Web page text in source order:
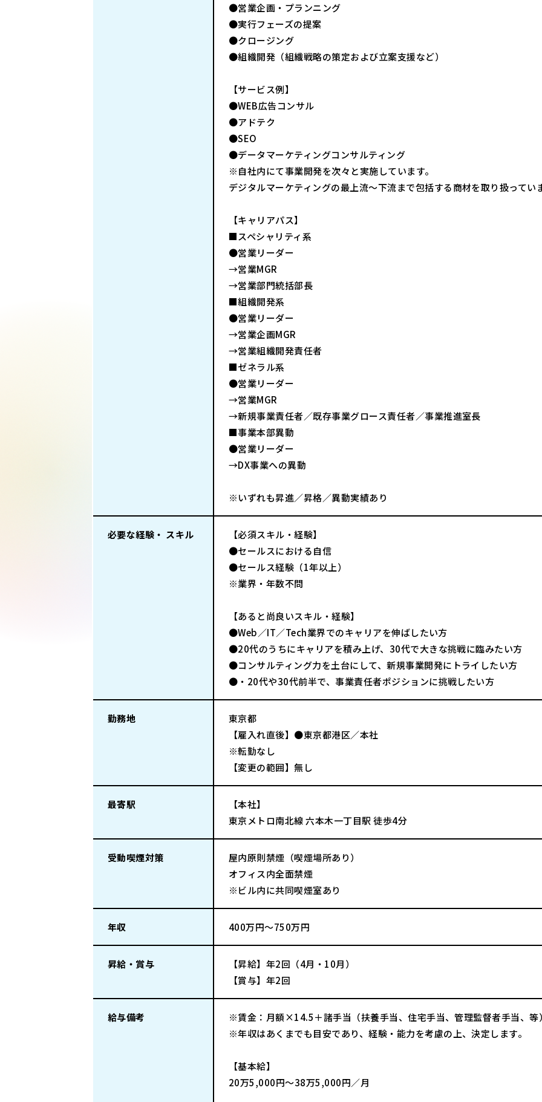
●営業企画・プランニング
●実行フェーズの提案
●クロージング
●組織開発（組織戦略の策定および立案支援など）
【サービス例】
●WEB広告コンサル
●アドテク
●SEO
●データマーケティングコンサルティング
※自社内にて事業開発を次々と実施しています。
デジタルマーケティングの最上流～下流まで包括する商材を取り扱ってい
【キャリアパス】
■スペシャリティ系
●営業リーダー
→営業MGR
→営業部門統括部長
■組織開発系
●営業リーダー
→営業企画MGR
→営業組織開発責任者
■ゼネラル系
●営業リーダー
→営業MGR
→新規事業責任者／既存事業グロース責任者／事業推進室長
■事業本部異動
●営業リーダー
→DX事業への異動
※いずれも昇進／昇格／異動実績あり
必要な経験・ スキル
【必須スキル・経験】
●セールスにおける自信
●セールス経験（1年以上）
※業界・年数不問
【あると尚良いスキル・経験】
●Web／IT／Tech業界でのキャリアを伸ばしたい方
●20代のうちにキャリアを積み上げ、30代で大きな挑戦に臨みたい方
●コンサルティング力を土台にして、新規事業開発にトライしたい方
●・20代や30代前半で、事業責任者ポジションに挑戦したい方
勤務地
東京都
【雇入れ直後】●東京都港区／本社
※転勤なし
【変更の範囲】無し
最寄駅
【本社】
東京メトロ南北線 六本木一丁目駅 徒歩4分
受動喫煙対策
屋内原則禁煙（喫煙場所あり）
オフィス内全面禁煙
※ビル内に共同喫煙室あり
年収 400万円～750万円
昇給・賞与
【昇給】年2回（4月・10月）
【賞与】年2回
給与備考
※賃金：月額×14.5＋諸手当（扶養手当、住宅手当、管理監督者手当、等
※年収はあくまでも目安であり、経験・能力を考慮の上、決定します。
【基本給】
20万5,000円〜38万5,000円／月